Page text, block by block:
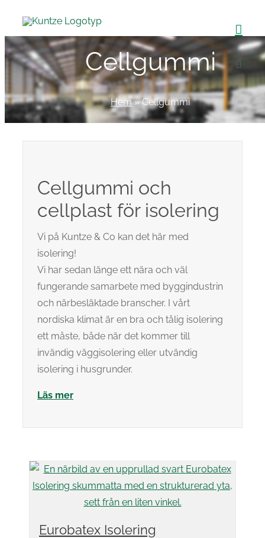
innehållet
Cellgummi
Hem»Cellgummi
Cellgummi och
cellplast för isolering
Vi på Kuntze & Co kan det här med
isolering!
Vi har sedan länge ett nära och väl
fungerande samarbete med byggindustrin
och närbesläktade branscher. I vårt
nordiska klimat är en bra och tålig isolering
ett måste, både när det kommer till
invändig väggisolering eller utvändig
isolering i husgrunder.
Läs mer
Eurobatex Isolering